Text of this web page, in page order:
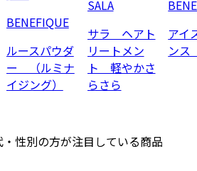
BENEFIQUE
ルースパウダ
ー （ルミナ
イジング）
SALA
サラ ヘアト
リートメン
ト 軽やかさ
らさら
アイ
ン
性別の方が注目している商品